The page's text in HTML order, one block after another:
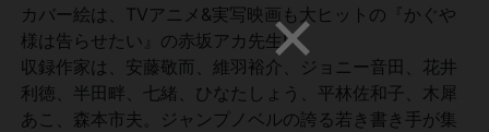
カバー絵は、TVアニメ&実写映画も大ヒットの『かぐや
様は告らせたい』の赤坂アカ先生!
収録作家は、安藤敬而、維羽裕介、ジョニー音田、花井
利徳、半田畔、七緒、ひなたしょう、平林佐和子、木犀
あこ、森本市夫。ジャンプノベルの誇る若き書き手が集